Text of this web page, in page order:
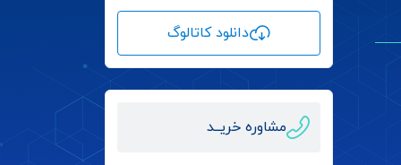
دانلود کاتالوگ
مشاوره خریــد